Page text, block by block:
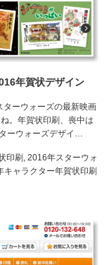
年賀状デザイン
ーウォーズの最新映画
。年賀状印刷、喪中は
ーウォーズデザイ…
印刷 , 2016年スターウォ
キャラクター年賀状印刷